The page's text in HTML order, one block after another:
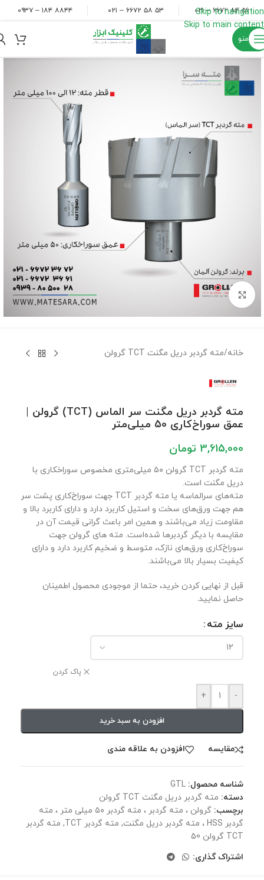
Skip to navigation
Skip to main content
۵۶ ۸۴ ۶۶۷۲ – ۰۲۱ ۵۳ ۵۸ ۶۶۷۲ – ۰۲۱ ۸۸۴۴ ۱۸۴ – ۰۹۳۷
منو
برای بزرگنمایی کلیک کنید
خانه/مته گردبر دریل مگنت TCT گرولن
مته گردبر دریل مگنت سر الماس (TCT) گرولن |
عمق سوراخ‌کاری 50 میلی‌متر
3,615,000 تومان
مته گردبر TCT گرولن ۵۰ میلی‌متری مخصوص سوراخکاری با
دریل مگنت است.
مته‌های سرالماسه یا مته گردبر TCT جهت سوراخ‌کاری پشت سر
هم جهت ورق‌های سخت و استیل کاربرد دارد و دارای کاربرد بالا و
مقاومت زیاد می‌باشند و همین امر باعث گرانی قیمت آن در
مقایسه با دیگر گردبر‌ها شده‌است. مته های گرولن جهت
سوراخ‌کاری ورق‌های نازک، متوسط و ضخیم کاربرد دارد و دارای
کیفیت بسیار بالا می‌باشند.
قبل از نهایی کردن خرید، حتما از موجودی محصول اطمینان
حاصل نمایید.
سایز مته
پاک کردن
-
+
افزودن به سبد خرید
مقايسه افزودن به علاقه مندی
شناسه محصول: GTL
دسته: مته گردبر دریل مگنت TCT گرولن
برچسب:
گرولن ، مته گردبر ، مته گردبر ۵۰ میلی متر ، مته
گردبر HSS ، مته گردبر دریل مگنت
, مته گردبر TCT , مته گردبر
TCT گرولن 50
اشتراک گذاری: